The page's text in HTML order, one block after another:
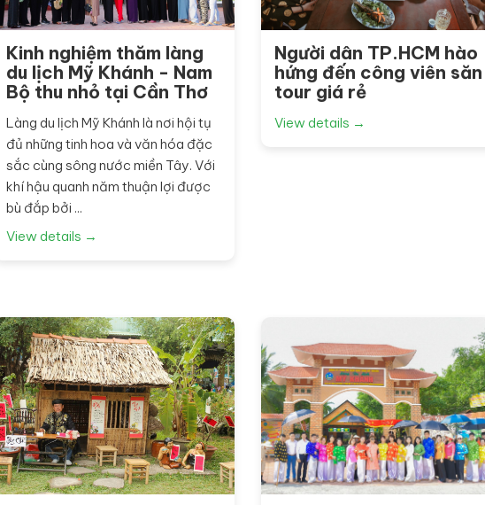
Kinh nghiệm thăm làng
du lịch Mỹ Khánh - Nam
Bộ thu nhỏ tại Cần Thơ
Làng du lịch Mỹ Khánh là nơi hội tụ
đủ những tinh hoa và văn hóa đặc
sắc cùng sông nước miền Tây. Với
khí hậu quanh năm thuận lợi được
bù đắp bởi ...
View details →
Người dân TP.HCM hào
hứng đến công viên săn
tour giá rẻ
View details →